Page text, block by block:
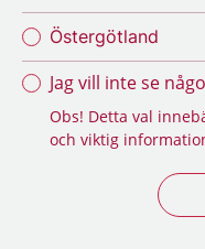
Östergötland
Jag vill inte se
Obs! Detta val
och viktig